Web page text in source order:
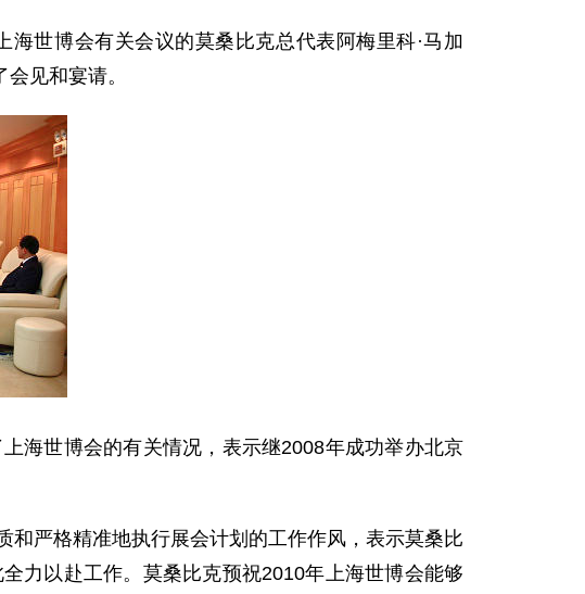
世博会有关会议的莫桑比克总代表阿梅里科·马加
见和宴请。
世博会的有关情况，表示继2008年成功举办北京
严格精准地执行展会计划的工作作风，表示莫桑比
力以赴工作。莫桑比克预祝2010年上海世博会能够